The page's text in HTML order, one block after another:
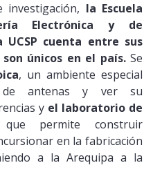
la Escuela
Electrónica y de
UCSP cuenta entre sus
únicos en el país.Se
, un ambiente especial
de antenas y ver su
y el laboratorio de
que permite construir
en la fabricación
a la Arequipa a la